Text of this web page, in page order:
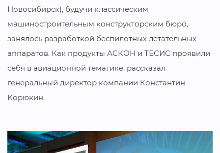
Новосибирск), будучи классическим
машиностроительным конструкторским бюро,
занялось разработкой беспилотных летательных
аппаратов. Как продукты АСКОН и ТЕСИС проявили
себя в авиационной тематике, рассказал
генеральный директор компании Константин
Корюкин.